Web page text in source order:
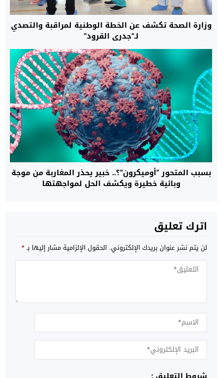
وزارة الصحة تكشف عن الخطة الوطنية لمراقبة والتصدي
لـ”جدري القرود”
بسبب المتحور “أوميكرون”؟.. خبير يحذر المغاربة من موجة
وبائية خطيرة ويكشف الحل لمواجهتها
اترك تعليق
لن يتم نشر عنوان بريدك الإلكتروني. الحقول الإلزامية مشار إليها بـ*